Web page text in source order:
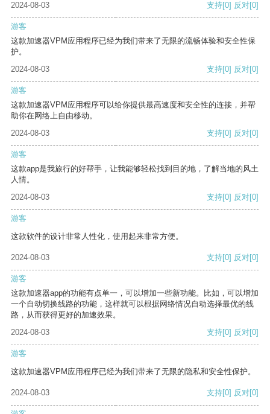
2024-08-03
支持[0] 反对[0]
游客
这款加速器VPM应用程序已经为我们带来了无限的流畅体验和安全性保
护。
2024-08-03
支持[0] 反对[0]
游客
这款加速器VPM应用程序可以给你提供最高速度和安全性的连接，并帮
助你在网络上自由移动。
2024-08-03
支持[0] 反对[0]
游客
这款app是我旅行的好帮手，让我能够轻松找到目的地，了解当地的风土
人情。
2024-08-03
支持[0] 反对[0]
游客
这款软件的设计非常人性化，使用起来非常方便。
2024-08-03 支持[0] 反对[0]
游客
这款加速器app的功能有点单一，可以增加一些新功能。比如，可以增加
一个自动切换线路的功能，这样就可以根据网络情况自动选择最优的线
路，从而获得更好的加速效果。
2024-08-03
支持[0] 反对[0]
游客
这款加速器VPM应用程序已经为我们带来了无限的隐私和安全性保护。
2024-08-03 支持[0] 反对[0]